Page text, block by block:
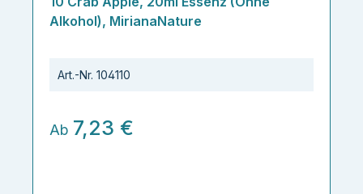
Alkohol), MirianaNature
Art.-Nr. 104110
Ab 7,23 €